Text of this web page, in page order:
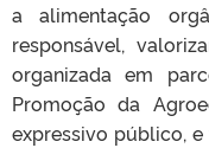
a alimentação
responsável,
organizada em
Promoção da
expressivo público,